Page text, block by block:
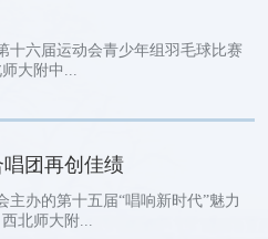
十六届运动会青少年组羽毛球比赛
大附中...
团再创佳绩
主办的第十五届“唱响新时代”魅力
北师大附...